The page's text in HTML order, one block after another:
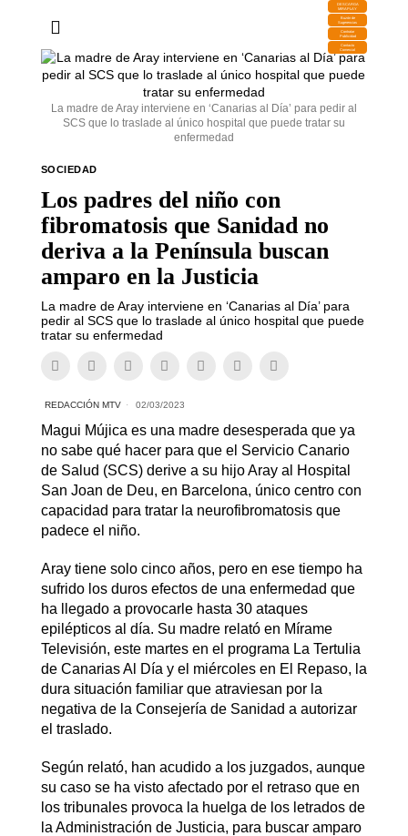
DESCARGA
MIRAPLAY
Buzón de
Sugerencias
Contratar
Publicidad
Contacto
Comercial
La madre de Aray interviene en ‘Canarias al Día’ para pedir al
SCS que lo traslade al único hospital que puede tratar su
enfermedad
SOCIEDAD
Los padres del niño con
fibromatosis que Sanidad no
deriva a la Península buscan
amparo en la Justicia
La madre de Aray interviene en ‘Canarias al Día’ para
pedir al SCS que lo traslade al único hospital que puede
tratar su enfermedad
REDACCIÓN MTV 02/03/2023
Magui Mújica es una madre desesperada que ya
no sabe qué hacer para que el Servicio Canario
de Salud (SCS) derive a su hijo Aray al Hospital
San Joan de Deu, en Barcelona, único centro con
capacidad para tratar la neurofibromatosis que
padece el niño.
Aray tiene solo cinco años, pero en ese tiempo ha
sufrido los duros efectos de una enfermedad que
ha llegado a provocarle hasta 30 ataques
epilépticos al día. Su madre relató en Mírame
Televisión, este martes en el programa La Tertulia
de Canarias Al Día y el miércoles en El Repaso, la
dura situación familiar que atraviesan por la
negativa de la Consejería de Sanidad a autorizar
el traslado.
Según relató, han acudido a los juzgados, aunque
su caso se ha visto afectado por el retraso que en
los tribunales provoca la huelga de los letrados de
la Administración de Justicia, para buscar amparo